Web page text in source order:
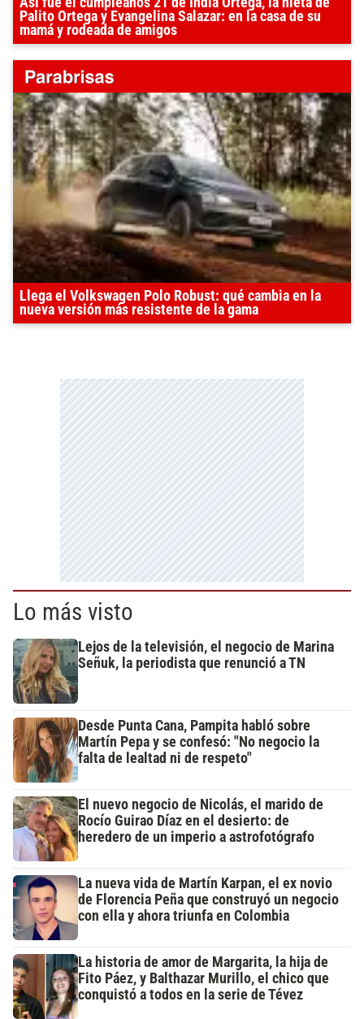
Palito Ortega y Evangelina Salazar: en la casa de su
mamá y rodeada de amigos
Llega el Volkswagen Polo Robust: qué cambia en la
nueva versión más resistente de la gama
Lo más visto
Lejos de la televisión, el negocio de Marina
Señuk, la periodista que renunció a TN
Desde Punta Cana, Pampita habló sobre
Martín Pepa y se confesó: "No negocio la
falta de lealtad ni de respeto"
El nuevo negocio de Nicolás, el marido de
Rocío Guirao Díaz en el desierto: de
heredero de un imperio a astrofotógrafo
La nueva vida de Martín Karpan, el ex novio
de Florencia Peña que construyó un negocio
con ella y ahora triunfa en Colombia
La historia de amor de Margarita, la hija de
Fito Páez, y Balthazar Murillo, el chico que
conquistó a todos en la serie de Tévez